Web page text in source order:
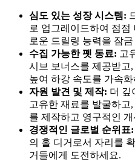
심도 있는 성장 시스템:
로 업그레이드하여 점점
로운 드릴링 능력을 잠
수집 가능한 펫 동료: 고
시브 보너스를 제공받고
높여 하강 속도를 가속
자원 발견 및 제작: 더 깊
고유한 재료를 발굴하고
를 제작하고 영구적인
경쟁적인 글로벌 순위표:
의 홀 디거로서 자리를
거들에게 도전하세요.